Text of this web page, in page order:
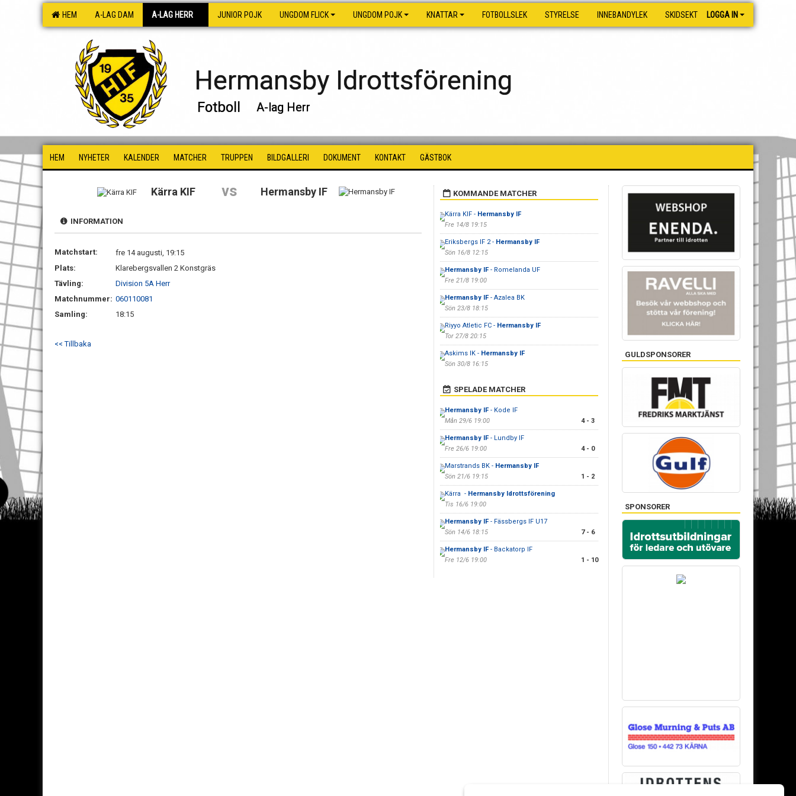
HEM A-LAG DAM A-LAG HERR JUNIOR POJK UNGDOM FLICK UNGDOM POJK KNATTAR FOTBOLLSLEK STYRELSE INNEBANDYLEK SKIDSEKTIONENLOGGA IN
Hermansby Idrottsförening
Fotboll A-lag Herr
HEM NYHETER KALENDER MATCHER TRUPPEN BILDGALLERI DOKUMENT KONTAKT GÄSTBOK
Kärra KIF vs Hermansby IF
INFORMATION
Matchstart:
fre 14 augusti, 19:15
Plats:
Klarebergsvallen 2 Konstgräs
Tävling:
Division 5A Herr
Matchnummer: 060110081
Samling:
18:15
<< Tillbaka
KOMMANDE MATCHER
Kärra KIF - Hermansby IF
Fre 14/8 19:15
Eriksbergs IF 2 - Hermansby IF
Sön 16/8 12:15
Hermansby IF- Romelanda UF
Fre 21/8 19:00
Hermansby IF- Azalea BK
Sön 23/8 18:15
Riyyo Atletic FC - Hermansby IF
Tor 27/8 20:15
Askims IK - Hermansby IF
Sön 30/8 16:15
SPELADE MATCHER
Hermansby IF- Kode IF
Mån 29/6 19:00
4 - 3
Hermansby IF- Lundby IF
Fre 26/6 19:00
4 - 0
Marstrands BK - Hermansby IF
Sön 21/6 19:15
1 - 2
Kärra - Hermansby Idrottsförening
Tis 16/6 19:00
Hermansby IF- Fässbergs IF U17
Sön 14/6 18:15
7 - 6
Hermansby IF- Backatorp IF
Fre 12/6 19:00
1 - 10
GULDSPONSORER
SPONSORER